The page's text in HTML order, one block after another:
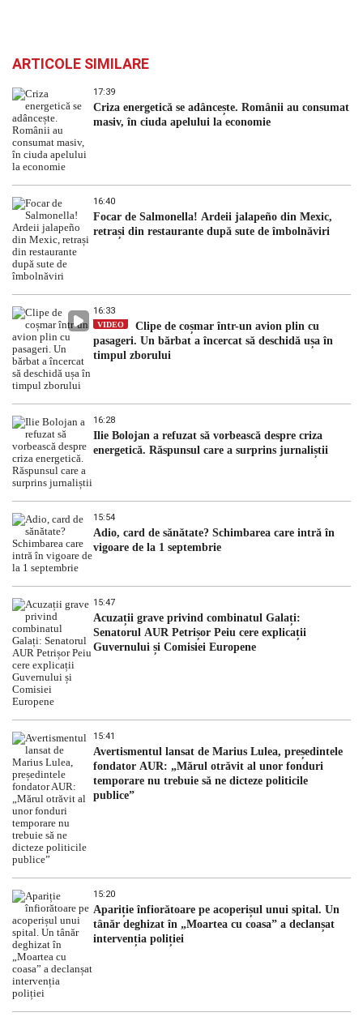
ARTICOLE SIMILARE
17:39
Criza energetică se adâncește. Românii au consumat
masiv, în ciuda apelului la economie
16:40
Focar de Salmonella! Ardeii jalapeño din Mexic,
retrași din restaurante după sute de îmbolnăviri
16:33
VIDEO
Clipe de coșmar într-un avion plin cu
pasageri. Un bărbat a încercat să deschidă ușa în
timpul zborului
16:28
Ilie Bolojan a refuzat să vorbească despre criza
energetică. Răspunsul care a surprins jurnaliștii
15:54
Adio, card de sănătate? Schimbarea care intră în
vigoare de la 1 septembrie
15:47
Acuzații grave privind combinatul Galați:
Senatorul AUR Petrișor Peiu cere explicații
Guvernului și Comisiei Europene
15:41
Avertismentul lansat de Marius Lulea, președintele
fondator AUR: „Mărul otrăvit al unor fonduri
temporare nu trebuie să ne dicteze politicile
publice”
15:20
Apariție înfiorătoare pe acoperișul unui spital. Un
tânăr deghizat în „Moartea cu coasa” a declanșat
intervenția poliției